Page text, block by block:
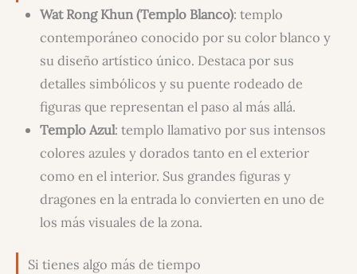
Wat Rong Khun (Templo Blanco): templo
contemporáneo conocido por su color blanco y
su diseño artístico único. Destaca por sus
detalles simbólicos y su puente rodeado de
figuras que representan el paso al más allá.
Templo Azul: templo llamativo por sus intensos
colores azules y dorados tanto en el exterior
como en el interior. Sus grandes figuras y
dragones en la entrada lo convierten en uno de
los más visuales de la zona.
Si tienes algo más de tiempo